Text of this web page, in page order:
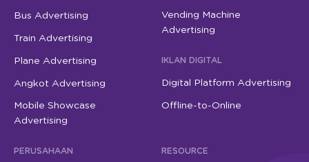
Bus Advertising
Train Advertising
Plane Advertising
Angkot Advertising
Mobile Showcase
Advertising
Vending Machine
Advertising
IKLAN DIGITAL
Digital Platform Advertising
Offline-to-Online
PERUSAHAAN RESOURCE